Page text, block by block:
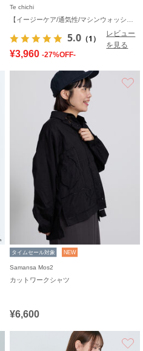
Te chichi
5.0 （1）
レビュー
を見る
¥3,960 -27%OFF-
タイムセール対象 NEW
Samansa Mos2
カットワークシャツ
¥6,600